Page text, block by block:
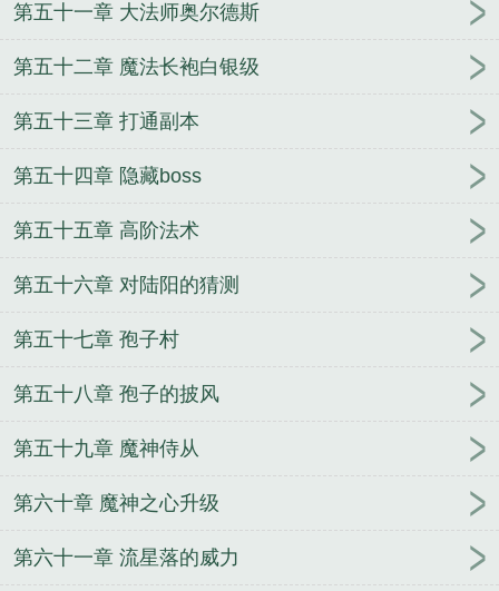
第五十一章 大法师奥尔德斯
第五十二章 魔法长袍白银级
第五十三章 打通副本
第五十四章 隐藏boss
第五十五章 高阶法术
第五十六章 对陆阳的猜测
第五十七章 孢子村
第五十八章 孢子的披风
第五十九章 魔神侍从
第六十章 魔神之心升级
第六十一章 流星落的威力